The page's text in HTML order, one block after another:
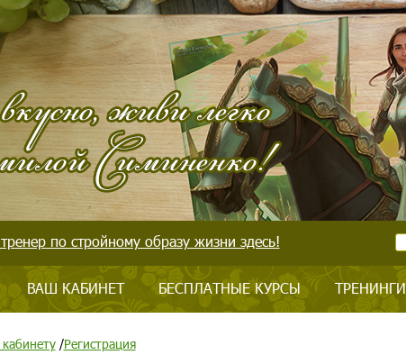
по стройному образу жизни здесь!
ВАШ КАБИНЕТ БЕСПЛАТНЫЕ КУРСЫ ТРЕНИНГИ
/Регистрация